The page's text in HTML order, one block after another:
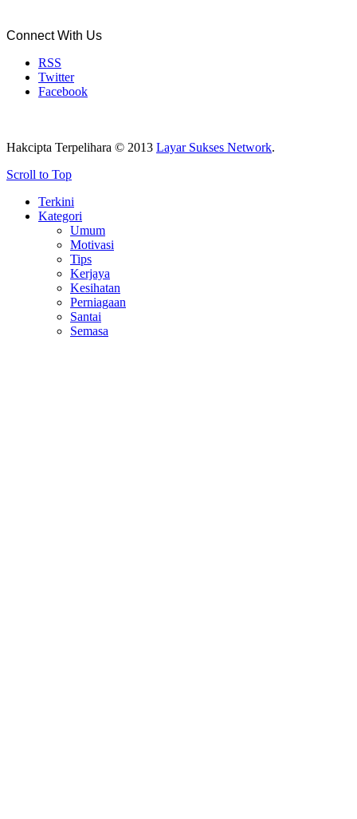
Connect With Us
RSS
Twitter
Facebook
Hakcipta Terpelihara © 2013 Layar Sukses Network.
Scroll to Top
Terkini
Kategori
Umum
Motivasi
Tips
Kerjaya
Kesihatan
Perniagaan
Santai
Semasa